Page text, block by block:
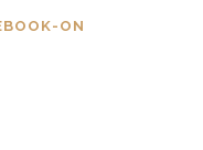
ON